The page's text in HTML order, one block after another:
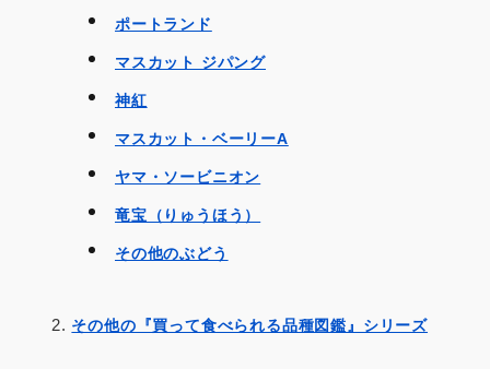
ポートランド
マスカット ジパング
神紅
マスカット・ベーリーA
ヤマ・ソービニオン
竜宝（りゅうほう）
その他のぶどう
その他の『買って食べられる品種図鑑』シリーズ